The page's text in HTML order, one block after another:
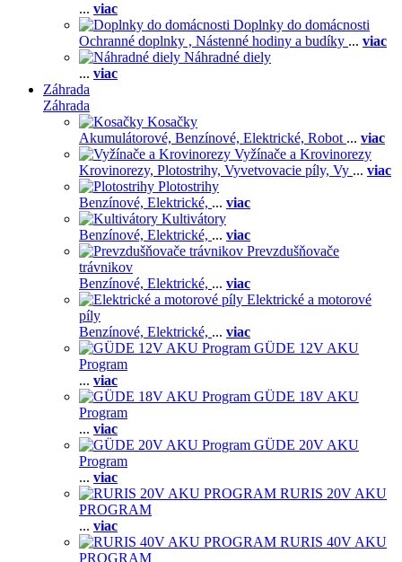
... viac
Doplnky do domácnosti
Ochranné doplnky , Nástenné hodiny a budíky ... viac
Náhradné diely
... viac
Záhrada
Záhrada
Kosačky
Akumulátorové, Benzínové, Elektrické, Robot ... viac
Vyžínače a Krovinorezy
Krovinorezy, Plotostrihy, Vyvetvovacie píly, Vy ... viac
Plotostrihy
Benzínové, Elektrické, ... viac
Kultivátory
Benzínové, Elektrické, ... viac
Prevzdušňovače
trávnikov
Benzínové, Elektrické, ... viac
Elektrické a motorové
píly
Benzínové, Elektrické, ... viac
GÜDE 12V AKU
Program
... viac
GÜDE 18V AKU
Program
... viac
GÜDE 20V AKU
Program
... viac
RURIS 20V AKU
PROGRAM
... viac
RURIS 40V AKU
PROGRAM